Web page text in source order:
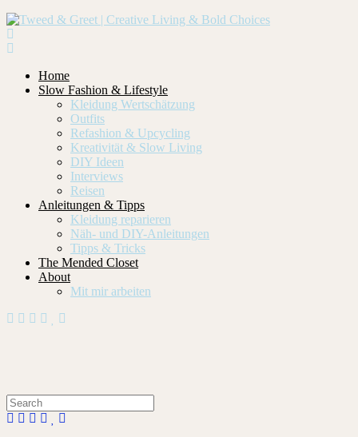
Home
Slow Fashion & Lifestyle
Kleidung Wertschätzung
Outfits
Refashion & Upcycling
Kreativität & Slow Living
DIY Ideen
Interviews
Reisen
Anleitungen & Tipps
Kleidung reparieren
Näh- und DIY-Anleitungen
Tipps & Tricks
The Mended Closet
About
Mit mir arbeiten